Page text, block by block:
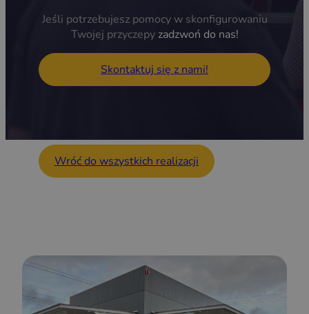
Jeśli potrzebujesz pomocy w skonfigurowaniu
Twojej przyczepy zadzwoń do nas!
Skontaktuj się z nami!
Wróć do wszystkich realizacji